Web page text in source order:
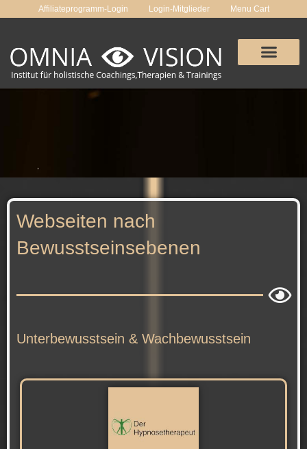
Affiliateprogramm-Login Login-Mitglieder Menu Cart
Webseiten nach
Bewusstseinsebenen
Unterbewusstsein & Wachbewusstsein